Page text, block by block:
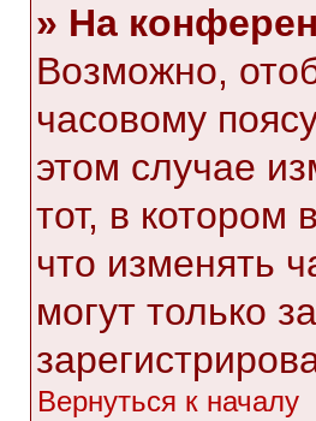
» На
Возможно,
часовому
этом случае
тот, в котором
что изменять
могут только
Вернуться к началу